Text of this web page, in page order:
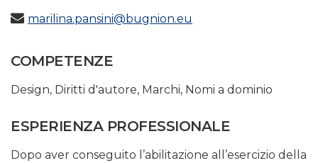
marilina.pansini@bugnion.eu
COMPETENZE
Design, Diritti d'autore, Marchi, Nomi a dominio
ESPERIENZA PROFESSIONALE
Dopo aver conseguito l’abilitazione all’esercizio della